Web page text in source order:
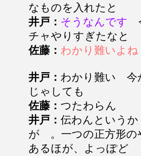
なものを入れたと
井戸： そうなんです
チャやりすぎたなと
佐藤： わかり難いよね
井戸： わかり難い 今
じゃしても
佐藤： つたわらん
井戸： 伝わんという
が 。一つの正方形
あるほが、よっぽど